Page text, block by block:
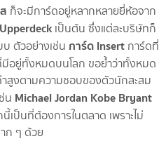
ก็จะมีการ์ดอยู่หลากหลายยี่ห้อจาก
เป็นต้น ซึ่งแต่ละบริษัทก็
ตัวอย่างเช่น การ์ด Insert การ์ดที่
อยู่ทั้งหมดบนโลก ขอย้ำว่าทั้งหมด
สูงตามความชอบของตัวนักสะสม
น Michael Jordan Kobe Bryant
เป็นที่ต้องการในตลาด เพราะไม่
ก ๆ ด้วย